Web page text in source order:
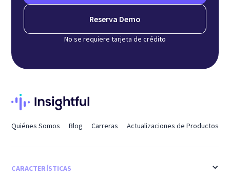
Reserva Demo
No se requiere tarjeta de crédito
Quiénes Somos Blog Carreras Actualizaciones de Productos
CARACTERÍSTICAS